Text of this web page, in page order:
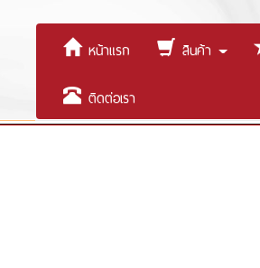
หน้าแรก สินค้า
ติดต่อเรา